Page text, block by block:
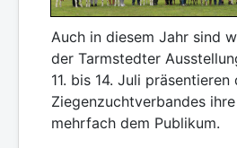
Auch in diesem Jahr sind
der Tarmstedter
11. bis 14. Juli
Ziegenzuchtverbandes
mehrfach dem Publikum.